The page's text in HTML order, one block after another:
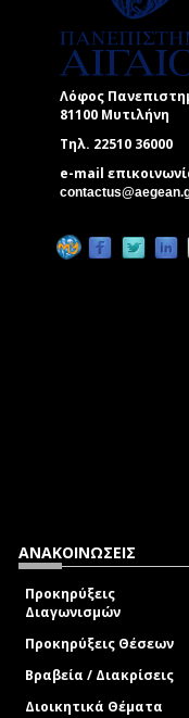
Λόφος
81100 Μυτιλήνη
Τηλ. 22510 36000
e-mail
ΑΝΑΚΟΙΝΩΣΕΙΣ
Προκηρύξεις
Διαγωνισμών
Προκηρύξεις Θέσεων
Βραβεία / Διακρίσεις
Διοικητικά Θέματα